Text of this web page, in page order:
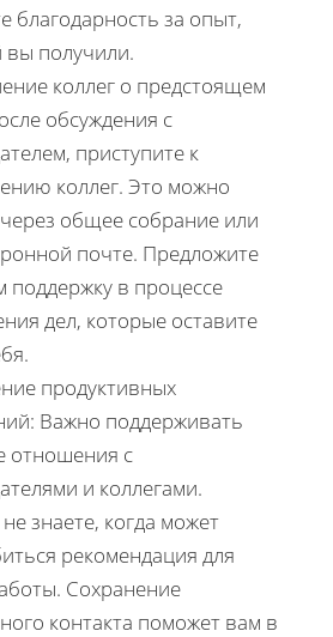
благодарность за опыт,
вы получили.
коллег о предстоящем
обсуждения с
приступите к
коллег. Это можно
общее собрание или
почте. Предложите
поддержку в процессе
дел, которые оставите
продуктивных
Важно поддерживать
отношения с
и коллегами.
знаете, когда может
рекомендация для
Сохранение
контакта поможет вам в